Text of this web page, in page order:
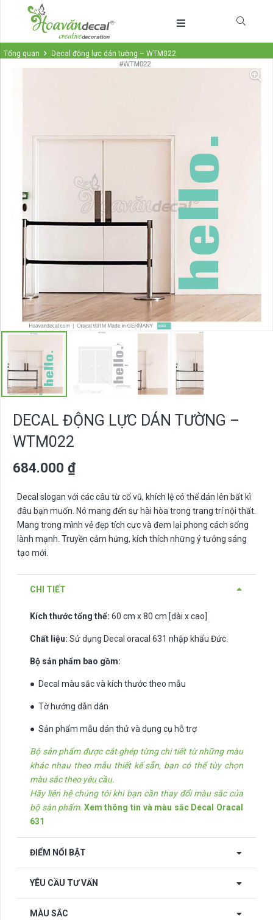
Tổng quan Decal động lực dán tường – WTM022
DECAL ĐỘNG LỰC DÁN TƯỜNG –
WTM022
684.000 ₫
Decal slogan với các câu từ cổ vũ, khích lệ có thể dán lên bất kì
đâu bạn muốn. Nó mang đến sự hài hòa trong trang trí nội thất.
Mang trong mình vẻ đẹp tích cực và đem lại phong cách sống
lành mạnh. Truyền cảm hứng, kích thích những ý tưởng sáng
tạo mới.
CHI TIẾT
Kích thước tổng thể: 60 cm x 80 cm [dài x cao]
Chất liệu: Sử dụng Decal oracal 631 nhập khẩu Đức.
Bộ sản phẩm bao gồm:
● Decal màu sắc và kích thước theo mẫu
● Tờ hướng dẫn dán
● Sản phẩm mẫu dán thử và dụng cụ hỗ trợ
Bộ sản phẩm được cắt ghép từng chi tiết từ những màu
khác nhau theo mẫu thiết kế sẵn, bạn có thể tùy chọn
màu sắc theo yêu cầu.
Hãy liên hệ chúng tôi khi bạn cần thay đổi màu sắc của
bộ sản phẩm. Xem thông tin và màu sắc Decal Oracal
631
ĐIỂM NỔI BẬT
YÊU CẦU TƯ VẤN
MÀU SẮC